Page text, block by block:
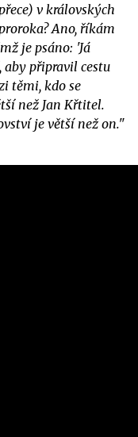
v královských
Ano, říkám
je psáno: 'Já
aby připravil cestu
těmi, kdo se
než Jan Křtitel.
je větší než on."